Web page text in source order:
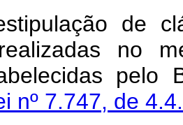
de
no
nº 7.747, de